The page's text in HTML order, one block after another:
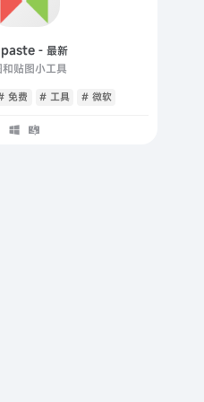
- 最新
贴图小工具
免费 # 工具 # 微软